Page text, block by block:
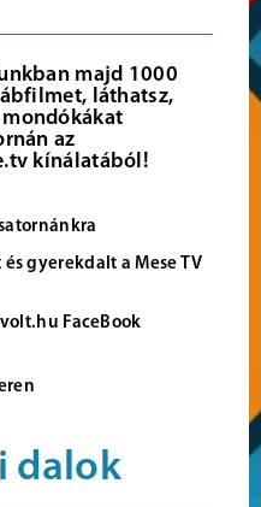
majd 1000
láthatsz,
az
kínálatából!
gyerekdalt a Mese TV
FaceBook
dalok